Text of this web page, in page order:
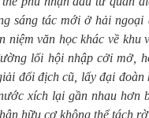
sáng tác mới ở hải
niệm văn học khác về
lối hội nhập cởi mở,
đối địch cũ, lấy đại
xích lại gần nhau
hữu cơ không thể tách